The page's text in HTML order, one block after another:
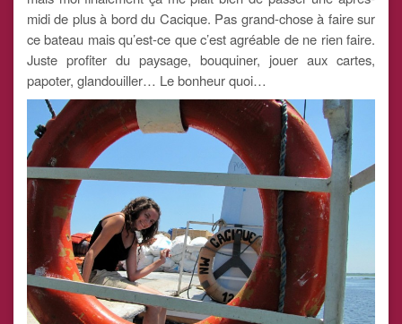
midi de plus à bord du Cacique. Pas grand-chose à faire sur
ce bateau mais qu’est-ce que c’est agréable de ne rien faire.
Juste profiter du paysage, bouquiner, jouer aux cartes,
papoter, glandouiller… Le bonheur quoi…